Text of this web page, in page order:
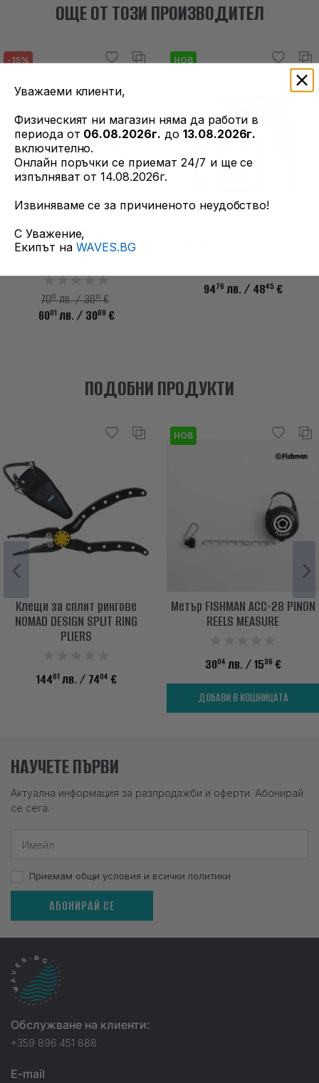
ОЩЕ ОТ ТОЗИ ПРОИЗВОДИТЕЛ
-15%
Воблер SHIMANO XW-620X
COLTSNIPER PEGMA 200XS -
7061лв. / 3610€
6001 лв. / 3069 €
НОВ
9476 лв. / 4845 €
ПОДОБНИ ПРОДУКТИ
Клещи за сплит рингове
NOMAD DESIGN SPLIT RING
PLIERS
14481 лв. / 7404 €
НОВ
Метър FISHMAN ACC-28 PINON
REELS MEASURE
3004 лв. / 1536 €
ДОБАВИ В КОШНИЦАТА
НАУЧЕТЕ ПЪРВИ
Актуална информация за разпродажби и оферти. Абонирай
се сега.
Приемам общи условия и всички политики
АБОНИРАЙ СЕ
Обслужване на клиенти:
+359 896 451 888
E-mail
Уважаеми клиенти,
Физическият ни магазин няма да работи в
периода от 06.08.2026г. до 13.08.2026г.
включително.
Онлайн поръчки се приемат 24/7 и ще се
изпълняват от 14.08.2026г.
Извиняваме се за причиненото неудобство!
С Уважение,
Екипът на WAVES.BG